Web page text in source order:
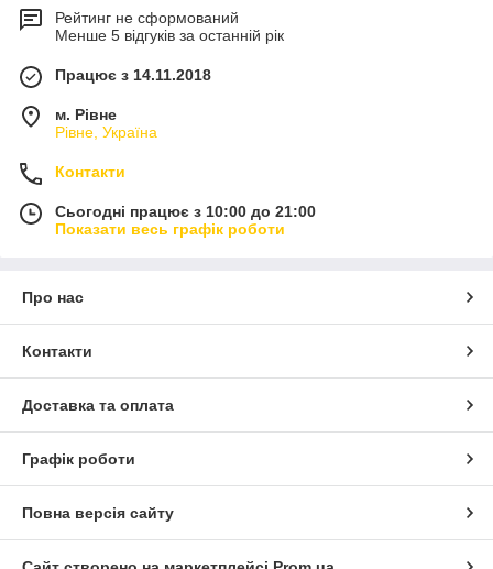
Рейтинг не сформований
Менше 5 відгуків за останній рік
Працює з 14.11.2018
м. Рівне
Рівне, Україна
Контакти
Сьогодні працює з 10:00 до 21:00
Показати весь графік роботи
Про нас
Контакти
Доставка та оплата
Графік роботи
Повна версія сайту